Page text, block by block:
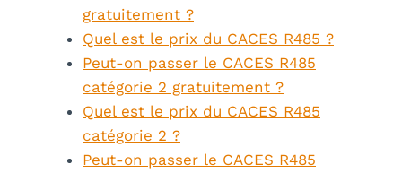
gratuitement ?
Quel est le prix du CACES R485 ?
Peut-on passer le CACES R485
catégorie 2 gratuitement ?
Quel est le prix du CACES R485
catégorie 2 ?
Peut-on passer le CACES R485